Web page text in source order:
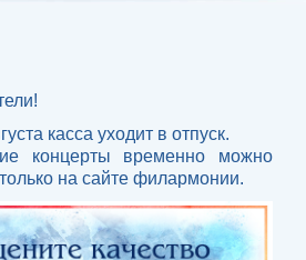
касса уходит в отпуск.
концерты временно можно
на сайте филармонии.